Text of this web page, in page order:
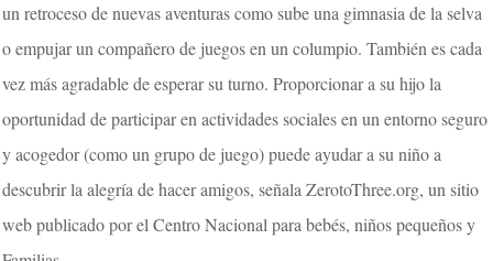
un retroceso de nuevas aventuras como sube una gimnasia de la selva
o empujar un compañero de juegos en un columpio. También es cada
vez más agradable de esperar su turno. Proporcionar a su hijo la
oportunidad de participar en actividades sociales en un entorno seguro
y acogedor (como un grupo de juego) puede ayudar a su niño a
descubrir la alegría de hacer amigos, señala ZerotoThree.org, un sitio
web publicado por el Centro Nacional para bebés, niños pequeños y